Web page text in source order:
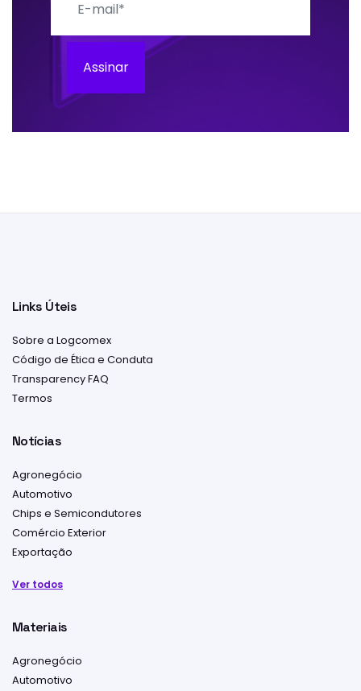
Assinar
Links Úteis
Sobre a Logcomex
Código de Ética e Conduta
Transparency FAQ
Termos
Notícias
Agronegócio
Automotivo
Chips e Semicondutores
Comércio Exterior
Exportação
Ver todos
Materiais
Agronegócio
Automotivo